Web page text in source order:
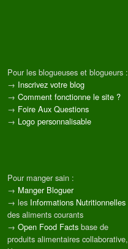
Pour les blogueuses et blogueurs :
→ Inscrivez votre blog
→ Comment fonctionne le site ?
→ Foire Aux Questions
→ Logo personnalisable
Pour manger sain :
→ Manger Bloguer
→ les Informations Nutritionnelles
des aliments courants
→ Open Food Facts base de
produits alimentaires collaborative,